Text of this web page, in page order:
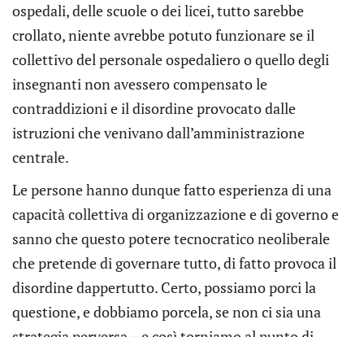
ospedali, delle scuole o dei licei, tutto sarebbe
crollato, niente avrebbe potuto funzionare se il
collettivo del personale ospedaliero o quello degli
insegnanti non avessero compensato le
contraddizioni e il disordine provocato dalle
istruzioni che venivano dall’amministrazione
centrale.
Le persone hanno dunque fatto esperienza di una
capacità collettiva di organizzazione e di governo e
sanno che questo potere tecnocratico neoliberale
che pretende di governare tutto, di fatto provoca il
disordine dappertutto. Certo, possiamo porci la
questione, e dobbiamo porcela, se non ci sia una